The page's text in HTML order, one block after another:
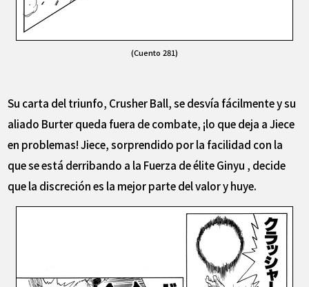
(Cuento 281)
Su carta del triunfo, Crusher Ball, se desvía fácilmente y su
aliado Burter queda fuera de combate, ¡lo que deja a Jiece
en problemas! Jiece, sorprendido por la facilidad con la
que se está derribando a la Fuerza de élite Ginyu , decide
que la discreción es la mejor parte del valor y huye.